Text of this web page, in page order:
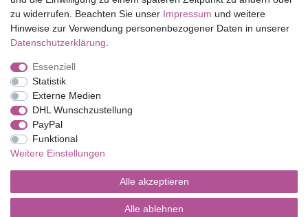
Service
Versandkosten
Impressum
Barrierefreiheitserklärung
zu widerrufen. Beachten Sie unser Impressum und weitere
Hinweise zur Verwendung personenbezogener Daten in unserer
Daten­schutz­erklärung
Essenziell
Statistik
Externe Medien
DHL Wunschzustellung
PayPal
Funktional
Weitere Einstellungen
Alle akzeptieren
Alle ablehnen